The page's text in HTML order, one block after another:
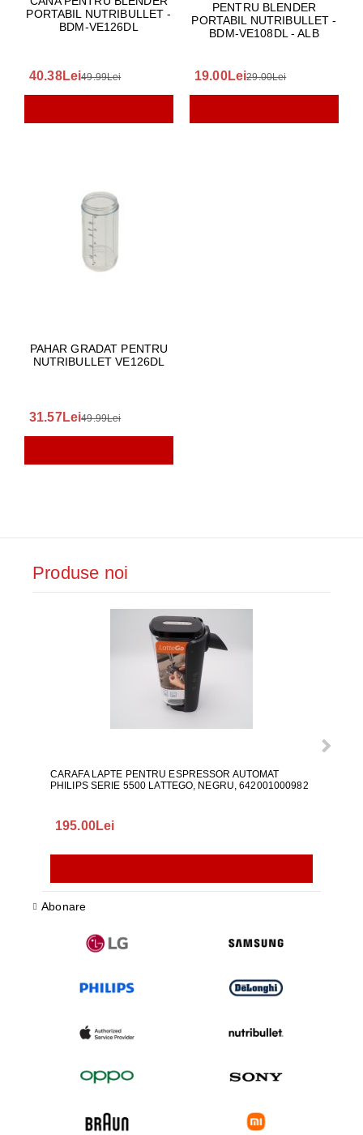
PORTABIL NUTRIBULLET -
BDM-VE126DL
40.38Lei49.99Lei
PENTRU BLENDER
PORTABIL NUTRIBULLET -
BDM-VE108DL - ALB
19.00Lei29.00Lei
PAHAR GRADAT PENTRU
NUTRIBULLET VE126DL
31.57Lei49.99Lei
Produse noi
CARAFA LAPTE PENTRU ESPRESSOR AUTOMAT
PHILIPS SERIE 5500 LATTEGO, NEGRU, 642001000982
195.00Lei
Abonare